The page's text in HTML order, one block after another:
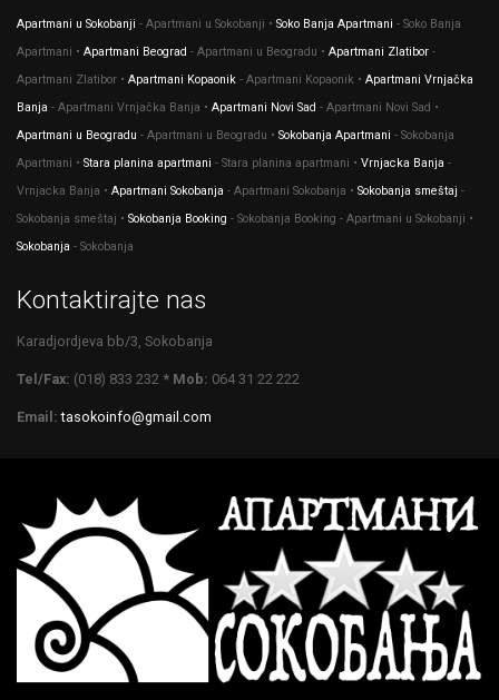
Apartmani u Sokobanji - Apartmani u Sokobanji • Soko Banja Apartmani - Soko Banja
Apartmani • Apartmani Beograd - Apartmani u Beogradu • Apartmani Zlatibor -
Apartmani Zlatibor • Apartmani Kopaonik - Apartmani Kopaonik • Apartmani Vrnjačka
Banja - Apartmani Vrnjačka Banja • Apartmani Novi Sad - Apartmani Novi Sad •
Apartmani u Beogradu - Apartmani u Beogradu • Sokobanja Apartmani - Sokobanja
Apartmani • Stara planina apartmani - Stara planina apartmani • Vrnjacka Banja -
Vrnjacka Banja • Apartmani Sokobanja - Apartmani Sokobanja • Sokobanja smeštaj -
Sokobanja smeštaj • Sokobanja Booking - Sokobanja Booking - Apartmani u Sokobanji •
Sokobanja - Sokobanja
Kontaktirajte nas
Karadjordjeva bb/3, Sokobanja
Tel/Fax: (018) 833 232 * Mob: 064 31 22 222
Email: tasokoinfo@gmail.com